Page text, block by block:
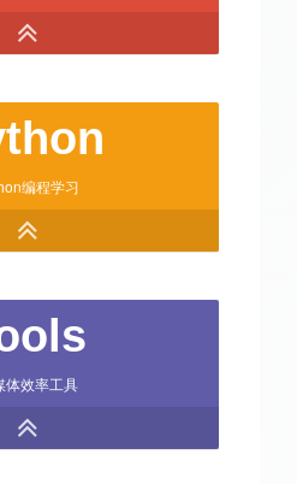
编程学习
体效率工具